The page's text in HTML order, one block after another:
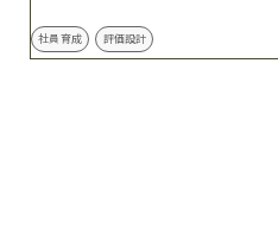
社員育成 評価設計